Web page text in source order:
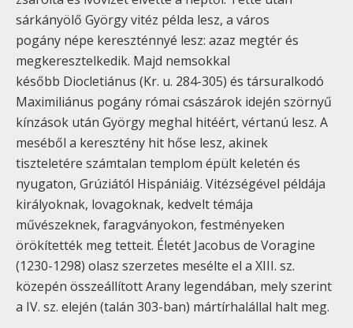
sárkányölő György vitéz példa lesz, a város
pogány népe kereszténnyé lesz: azaz megtér és
megkeresztelkedik. Majd nemsokkal
később Diocletiánus (Kr. u. 284-305) és társuralkodó
Maximiliánus pogány római császárok idején szörnyű
kínzások után György meghal hitéért, vértanú lesz. A
meséből a keresztény hit hőse lesz, akinek
tiszteletére számtalan templom épült keletén és
nyugaton, Grúziától Hispániáig. Vitézségével példája
királyoknak, lovagoknak, kedvelt témája
művészeknek, faragványokon, festményeken
örökítették meg tetteit. Életét Jacobus de Voragine
(1230-1298) olasz szerzetes mesélte el a XIII. sz.
közepén összeállított Arany legendában, mely szerint
a IV. sz. elején (talán 303-ban) mártírhalállal halt meg.